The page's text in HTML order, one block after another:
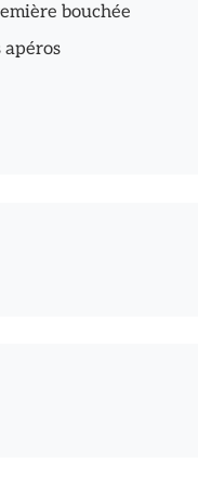
bouchée
apéros